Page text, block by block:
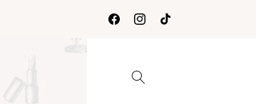
FacebookInstagram
TikTok